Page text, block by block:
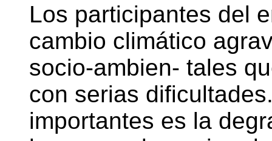
Los participantes del
cambio climático
socio-ambien- tales
con serias
importantes es la